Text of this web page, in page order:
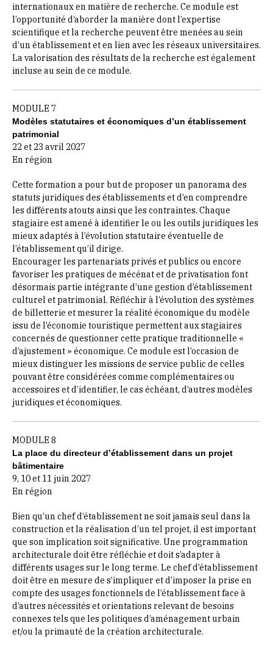
internationaux en matière de recherche. Ce module est
l’opportunité d’aborder la manière dont l’expertise
scientifique et la recherche peuvent être menées au sein
d’un établissement et en lien avec les réseaux universitaires.
La valorisation des résultats de la recherche est également
incluse au sein de ce module.
MODULE 7
Modèles statutaires et économiques d’un établissement
patrimonial
22 et 23 avril 2027
En région
Cette formation a pour but de proposer un panorama des
statuts juridiques des établissements et d’en comprendre
les différents atouts ainsi que les contraintes. Chaque
stagiaire est amené à identifier le ou les outils juridiques les
mieux adaptés à l’évolution statutaire éventuelle de
l’établissement qu’il dirige.
Encourager les partenariats privés et publics ou encore
favoriser les pratiques de mécénat et de privatisation font
désormais partie intégrante d’une gestion d’établissement
culturel et patrimonial. Réfléchir à l’évolution des systèmes
de billetterie et mesurer la réalité économique du modèle
issu de l’économie touristique permettent aux stagiaires
concernés de questionner cette pratique traditionnelle «
d’ajustement » économique. Ce module est l’occasion de
mieux distinguer les missions de service public de celles
pouvant être considérées comme complémentaires ou
accessoires et d’identifier, le cas échéant, d’autres modèles
juridiques et économiques.
MODULE 8
La place du directeur d’établissement dans un projet
bâtimentaire
9, 10 et 11 juin 2027
En région
Bien qu’un chef d’établissement ne soit jamais seul dans la
construction et la réalisation d’un tel projet, il est important
que son implication soit significative. Une programmation
architecturale doit être réfléchie et doit s’adapter à
différents usages sur le long terme. Le chef d’établissement
doit être en mesure de s’impliquer et d’imposer la prise en
compte des usages fonctionnels de l’établissement face à
d’autres nécessités et orientations relevant de besoins
connexes tels que les politiques d’aménagement urbain
et/ou la primauté de la création architecturale.